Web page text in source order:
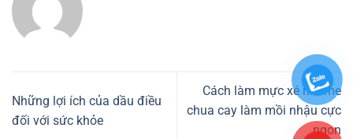
Những lợi ích của dầu điều
đối với sức khỏe
Cách làm mực xé rim me
chua cay làm mồi nhậu cực
ngon